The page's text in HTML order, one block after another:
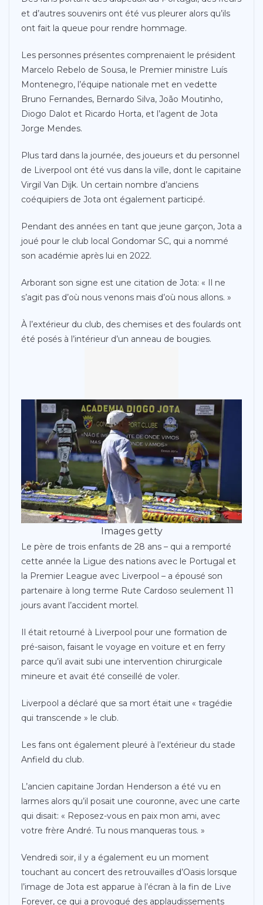
et d’autres souvenirs ont été vus pleurer alors qu’ils
ont fait la queue pour rendre hommage.
Les personnes présentes comprenaient le président
Marcelo Rebelo de Sousa, le Premier ministre Luís
Montenegro, l’équipe nationale met en vedette
Bruno Fernandes, Bernardo Silva, João Moutinho,
Diogo Dalot et Ricardo Horta, et l’agent de Jota
Jorge Mendes.
Plus tard dans la journée, des joueurs et du personnel
de Liverpool ont été vus dans la ville, dont le capitaine
Virgil Van Dijk. Un certain nombre d’anciens
coéquipiers de Jota ont également participé.
Pendant des années en tant que jeune garçon, Jota a
joué pour le club local Gondomar SC, qui a nommé
son académie après lui en 2022.
Arborant son signe est une citation de Jota: « Il ne
s’agit pas d’où nous venons mais d’où nous allons. »
À l’extérieur du club, des chemises et des foulards ont
été posés à l’intérieur d’un anneau de bougies.
Images getty
Le père de trois enfants de 28 ans – qui a remporté
cette année la Ligue des nations avec le Portugal et
la Premier League avec Liverpool – a épousé son
partenaire à long terme Rute Cardoso seulement 11
jours avant l’accident mortel.
Il était retourné à Liverpool pour une formation de
pré-saison, faisant le voyage en voiture et en ferry
parce qu’il avait subi une intervention chirurgicale
mineure et avait été conseillé de voler.
Liverpool a déclaré que sa mort était une « tragédie
qui transcende » le club.
Les fans ont également pleuré à l’extérieur du stade
Anfield du club.
L’ancien capitaine Jordan Henderson a été vu en
larmes alors qu’il posait une couronne, avec une carte
qui disait: « Reposez-vous en paix mon ami, avec
votre frère André. Tu nous manqueras tous. »
Vendredi soir, il y a également eu un moment
touchant au concert des retrouvailles d’Oasis lorsque
l’image de Jota est apparue à l’écran à la fin de Live
Forever, ce qui a provoqué des applaudissements